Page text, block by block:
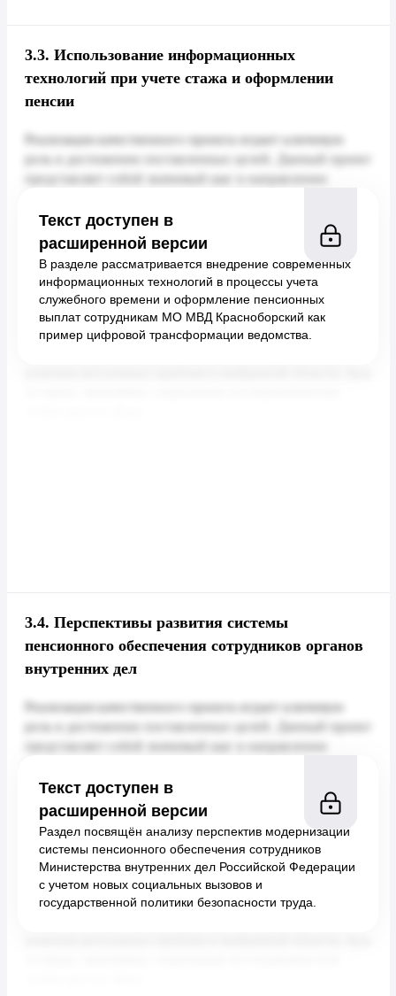
3.3. Использование информационных
технологий при учете стажа и оформлении
пенсии
Текст доступен в
расширенной версии
В разделе рассматривается внедрение современных
информационных технологий в процессы учета
служебного времени и оформление пенсионных
выплат сотрудникам МО МВД Красноборский как
пример цифровой трансформации ведомства.
3.4. Перспективы развития системы
пенсионного обеспечения сотрудников органов
внутренних дел
Текст доступен в
расширенной версии
Раздел посвящён анализу перспектив модернизации
системы пенсионного обеспечения сотрудников
Министерства внутренних дел Российской Федерации
с учетом новых социальных вызовов и
государственной политики безопасности труда.